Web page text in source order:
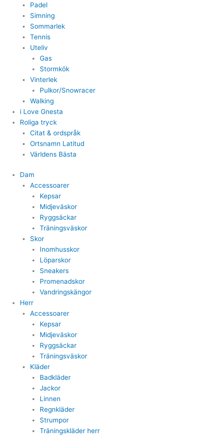
Padel
Simning
Sommarlek
Tennis
Uteliv
Gas
Stormkök
Vinterlek
Pulkor/Snowracer
Walking
i Love Gnesta
Roliga tryck
Citat & ordspråk
Ortsnamn Latitud
Världens Bästa
Dam
Accessoarer
Kepsar
Midjeväskor
Ryggsäckar
Träningsväskor
Skor
Inomhusskor
Löparskor
Sneakers
Promenadskor
Vandringskängor
Herr
Accessoarer
Kepsar
Midjeväskor
Ryggsäckar
Träningsväskor
Kläder
Badkläder
Jackor
Linnen
Regnkläder
Strumpor
Träningskläder herr